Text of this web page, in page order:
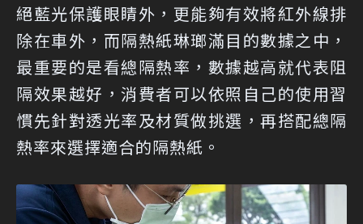
絕藍光保護眼睛外，更能夠有效將紅外線排
除在車外，而隔熱紙琳瑯滿目的數據之中，
最重要的是看總隔熱率，數據越高就代表阻
隔效果越好，消費者可以依照自己的使用習
慣先針對透光率及材質做挑選，再搭配總隔
熱率來選擇適合的隔熱紙。